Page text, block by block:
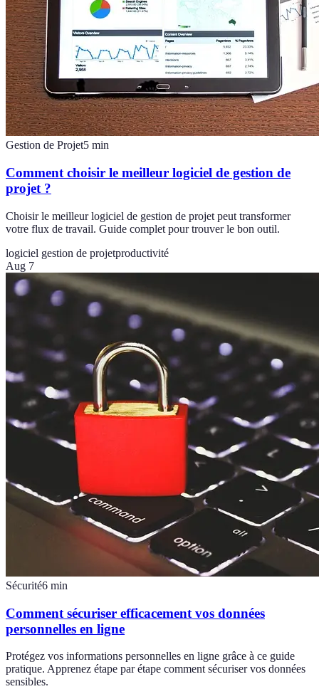
Gestion de Projet5 min
Comment choisir le meilleur logiciel de gestion de
projet ?
Choisir le meilleur logiciel de gestion de projet peut transformer
votre flux de travail. Guide complet pour trouver le bon outil.
logiciel gestion de projetproductivité
Aug 7
Sécurité6 min
Comment sécuriser efficacement vos données
personnelles en ligne
Protégez vos informations personnelles en ligne grâce à ce guide
pratique. Apprenez étape par étape comment sécuriser vos données
sensibles.